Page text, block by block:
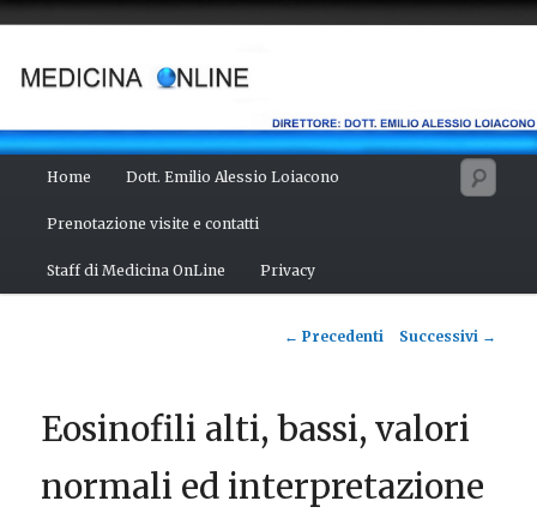
contenuto
principale
Home Dott. Emilio Alessio Loiacono
Prenotazione visite e contatti
Staff di Medicina OnLine Privacy
Navigazione
← Precedenti Successivi →
Eosinofili alti, bassi, valori
normali ed interpretazione